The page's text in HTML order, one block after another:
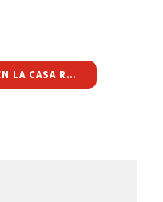
PERIODISTAS EN LA CASA ROSADA